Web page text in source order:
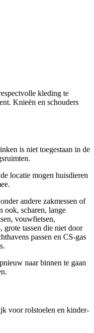
kleding te
Knieën en schouders
is niet toegestaan in de
locatie mogen huisdieren
andere zakmessen of
ook, scharen, lange
vouwfietsen,
grote tassen die niet door
passen en CS-gas
naar binnen te gaan
voor rolstoelen en kinder-